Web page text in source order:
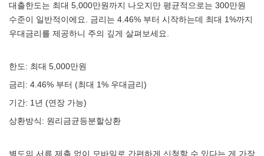
대출한도는 최대 5,000만원까지 나오지만 평균적으로는 300만원
수준이 일반적이에요. 금리는 4.46% 부터 시작하는데 최대 1%까지
우대금리를 제공하니 주의 깊게 살펴보세요.
한도: 최대 5,000만원
금리: 4.46% 부터 (최대 1% 우대금리)
기간: 1년 (연장 가능)
상환방식: 원리금균등분할상환
별도의 서류 제출 없이 모바일로 간편하게 신청할 수 있다는 게 가장